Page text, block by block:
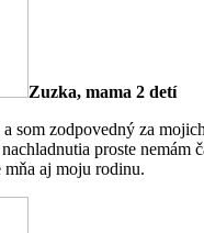
Zuzka, mama 2 detí
som zodpovedný za
proste nemám
mňa aj moju rodinu.